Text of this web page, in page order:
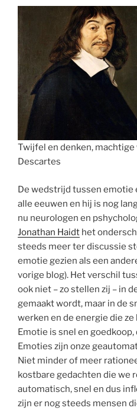
Twijfel en denken, machtige
Descartes
De wedstrijd tussen emotie
alle eeuwen en hij is nog
nu neurologen en
Jonathan Haidt het
steeds meer ter discussie
emotie gezien als een
vorige blog). Het verschil
ook niet – zo stellen zij – in
gemaakt wordt, maar in de
werken en de energie die
Emotie is snel en
Emoties zijn onze
Niet minder of meer
kostbare gedachten die we
automatisch, snel en dus
zijn er nog steeds mensen